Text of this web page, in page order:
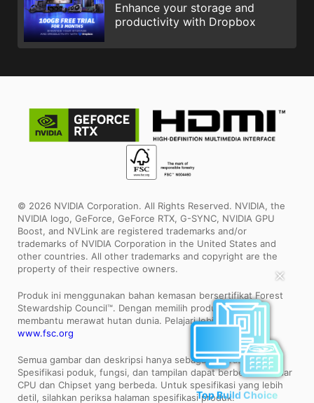
✕
Top Build Choice
Enhance your storage and
productivity with Dropbox
© 2026 NVIDIA Corporation. All Rights Reserved. NVIDIA, the
NVIDIA logo, GeForce, GeForce RTX, G-SYNC, NVIDIA GPU
Boost, and NVLink are registered trademarks and/or
trademarks of NVIDIA Corporation in the United States and
other countries. All other trademarks and copyright are the
property of their respective owners.
Produk ini menggunakan bahan kemasan bersertifikat Forest
Stewardship Council™. Dengan memilih produk ini, Anda
membantu merawat hutan dunia. Pelajari lebih lanjut:
www.fsc.org
Semua gambar dan deskripsi hanya sebagai ilustrasi saja.
Spesifikasi poduk, fungsi, dan tampilan dapat berbeda bedasar
CPU dan Chipset yang berbeda. Untuk spesifikasi yang lebih
detil, silahkan periksa halaman spesifikasi produk.